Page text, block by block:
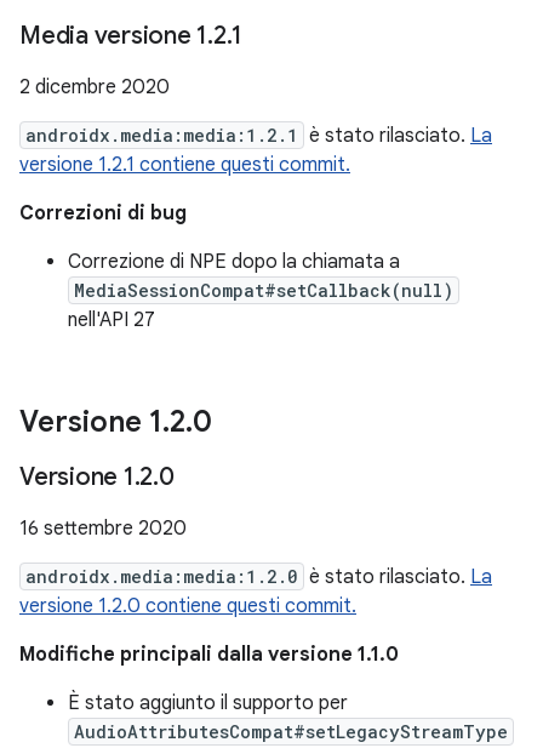
Media versione 1.2.1
2 dicembre 2020
androidx.media:media:1.2.1 è stato rilasciato. La
versione 1.2.1 contiene questi commit.
Correzioni di bug
Correzione di NPE dopo la chiamata a
MediaSessionCompat#setCallback(null)
nell'API 27
Versione 1.2.0
Versione 1.2.0
16 settembre 2020
androidx.media:media:1.2.0 è stato rilasciato. La
versione 1.2.0 contiene questi commit.
Modifiche principali dalla versione 1.1.0
È stato aggiunto il supporto per
AudioAttributesCompat#setLegacyStreamType